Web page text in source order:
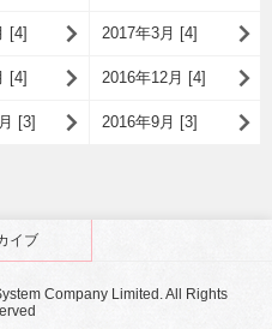
[4] 2017年3月 [4]
[4] 2016年12月 [4]
[3] 2016年9月 [3]
イブ
Company Limited. All Rights